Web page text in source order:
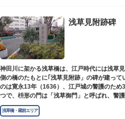
浅草見附跡碑
神田川に架かる浅草橋は、江戸時代には浅草
側の橋のたもとに｢浅草見附跡」の碑が建って
のは寛永13年（1636）、江戸城の警護のため
つで、枡形の門は「浅草御門」と呼ばれ、警
奥州へ往来する人々を取り締まりました。
浅草橋・蔵前エリア